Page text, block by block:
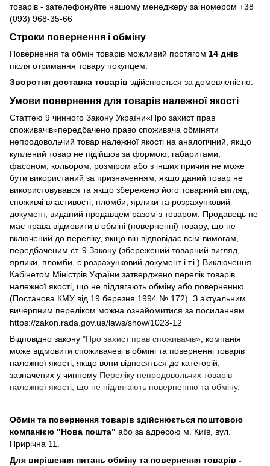
товарів - зателефонуйте нашому менеджеру за номером +38
(093) 968-35-66
Строки повернення і обміну
Повернення та обмін товарів можливий протягом 14 днів
після отримання товару покупцем.
Зворотня доставка товарів здійснюється за домовленістю.
Умови повернення для товарів належної якості
Статтею 9 чинного Закону України«Про захист прав
споживачів»передбачено право споживача обміняти
непродовольчий товар належної якості на аналогічний, якщо
куплений товар не підійшов за формою, габаритами,
фасоном, кольором, розміром або з інших причин не може
бути використаний за призначенням, якщо даний товар не
використовувався та якщо збережено його товарний вигляд,
споживчі властивості, пломби, ярлики та розрахунковий
документ, виданий продавцем разом з товаром. Продавець не
має права відмовити в обміні (поверненні) товару, що не
включений до переліку, якщо він відповідає всім вимогам,
передбаченим ст. 9 Закону (збережений товарний вигляд,
ярлики, пломби, є розрахунковий документ і т.і.) Виключення
Кабінетом Міністрів України затверджено перелік товарів
належної якості, що не підлягають обміну або поверненню
(Постанова КМУ від 19 березня 1994 № 172). З актуальним
вичерпним переліком можна ознайомитися за посиланням
https://zakon.rada.gov.ua/laws/show/1023-12
Відповідно закону "Про захист прав споживачів» , компанія
може відмовити споживачеві в обміні та поверненні товарів
належної якості, якщо вони відносяться до категорій,
зазначених у чинному Переліку непродовольчих товарів
належної якості, що не підлягають поверненню та обміну.
Обмін та повернення товарів здійснюється поштовою
компанією "Нова пошта" або за адресою м. Київ, вул.
Прирічна 11.
Для вирішення питань обміну та повернення товарів -